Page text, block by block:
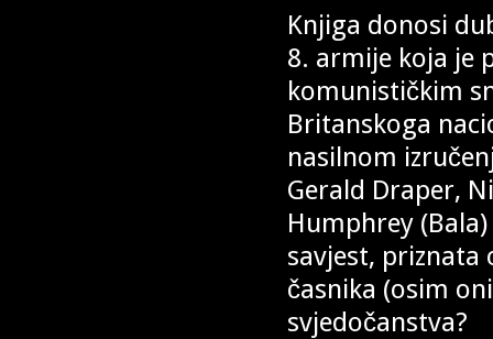
Knjiga donosi
8. armije koja je
komunističkim
Britanskoga
nasilnom
Gerald Draper,
Humphrey
savjest, priznata
časnika (osim
svjedočanstva?